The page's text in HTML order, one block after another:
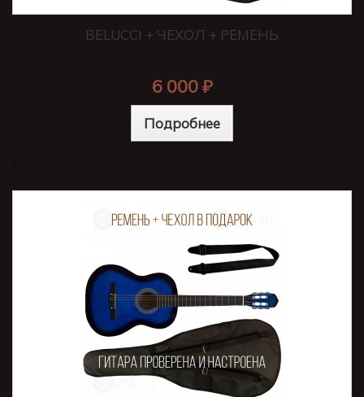
BELUCCI + ЧЕХОЛ + РЕМЕНЬ
6 000 ₽
Подробнее